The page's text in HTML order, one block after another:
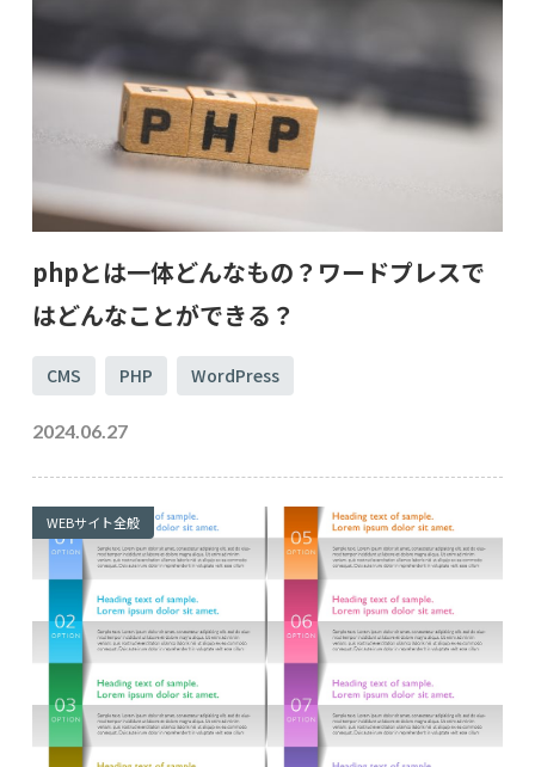
phpとは一体どんなもの？ワードプレスで
はどんなことができる？
CMS PHP WordPress
2024.06.27
WEBサイト全般